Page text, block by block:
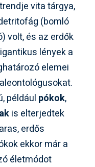
vita tárgya,
(bomló
volt, és az erdők
lények a
elemei
például pókok,
is elterjedtek
erdős
ekkor már a
életmódot